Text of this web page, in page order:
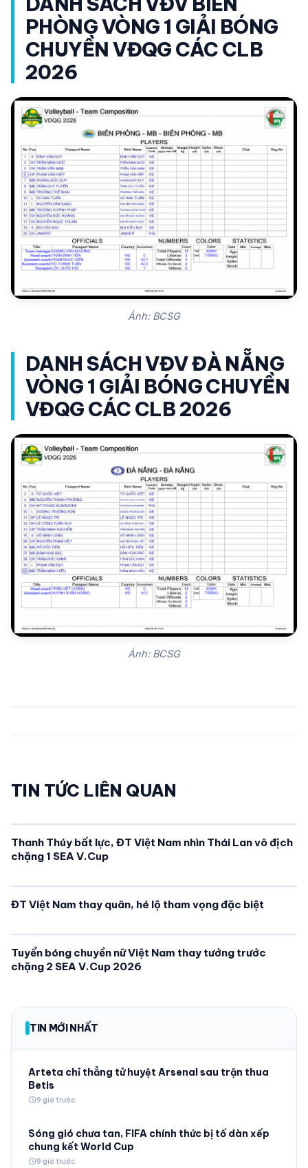
PHÒNG VÒNG 1 GIẢI BÓNG
CHUYỀN VĐQG CÁC CLB
2026
Ảnh: BCSG
DANH SÁCH VĐV ĐÀ NẴNG
VÒNG 1 GIẢI BÓNG CHUYỀN
VĐQG CÁC CLB 2026
Ảnh: BCSG
TIN TỨC LIÊN QUAN
Thanh Thúy bất lực, ĐT Việt Nam nhìn Thái Lan vô địch
chặng 1 SEA V.Cup
ĐT Việt Nam thay quân, hé lộ tham vọng đặc biệt
Tuyển bóng chuyền nữ Việt Nam thay tướng trước
chặng 2 SEA V.Cup 2026
TIN MỚI NHẤT
Arteta chỉ thẳng tử huyệt Arsenal sau trận thua
Betis
schedule9 giờ trước
Sóng gió chưa tan, FIFA chính thức bị tố dàn xếp
chung kết World Cup
schedule9 giờ trước